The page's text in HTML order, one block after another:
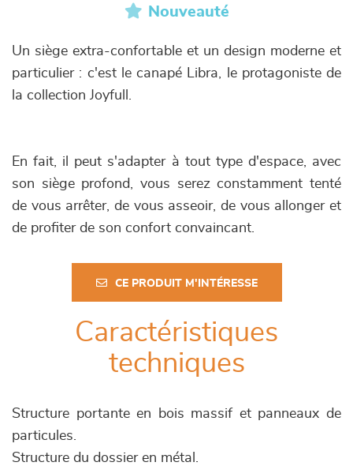
Nouveauté
Un siège extra-confortable et un design moderne et
particulier : c'est le canapé Libra, le protagoniste de
la collection Joyfull.
En fait, il peut s'adapter à tout type d'espace, avec
son siège profond, vous serez constamment tenté
de vous arrêter, de vous asseoir, de vous allonger et
de profiter de son confort convaincant.
CE PRODUIT M'INTÉRESSE
Caractéristiques
techniques
Structure portante en bois massif et panneaux de
particules.
Structure du dossier en métal.